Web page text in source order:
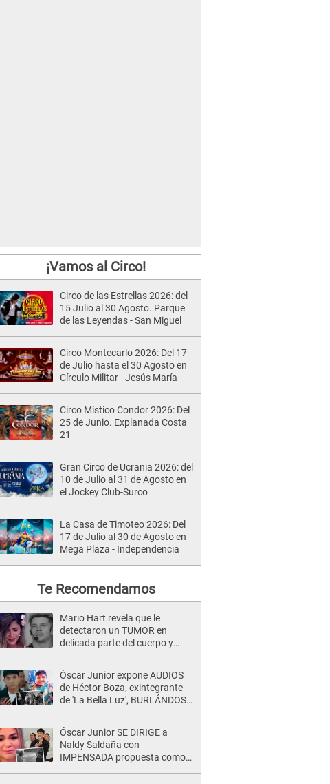
¡Vamos al Circo!
Circo de las Estrellas 2026: del
15 Julio al 30 Agosto. Parque
de las Leyendas - San Miguel
Circo Montecarlo 2026: Del 17
de Julio hasta el 30 Agosto en
Círculo Militar - Jesús María
Circo Místico Condor 2026: Del
25 de Junio. Explanada Costa
21
Gran Circo de Ucrania 2026: del
10 de Julio al 31 de Agosto en
el Jockey Club-Surco
La Casa de Timoteo 2026: Del
17 de Julio al 30 de Agosto en
Mega Plaza - Independencia
Te Recomendamos
Mario Hart revela que le
detectaron un TUMOR en
delicada parte del cuerpo y
muy fuertes..."
Óscar Junior expone AUDIOS
de Héctor Boza, exintegrante
de 'La Bella Luz', BURLÁNDOSE
de maltrato: "Grábame..."
Óscar Junior SE DIRIGE a
Naldy Saldaña con
IMPENSADA propuesta como